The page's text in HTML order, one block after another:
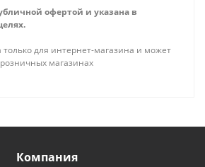
офертой и указана в
для интернет-магазина и может
магазинах
Компания